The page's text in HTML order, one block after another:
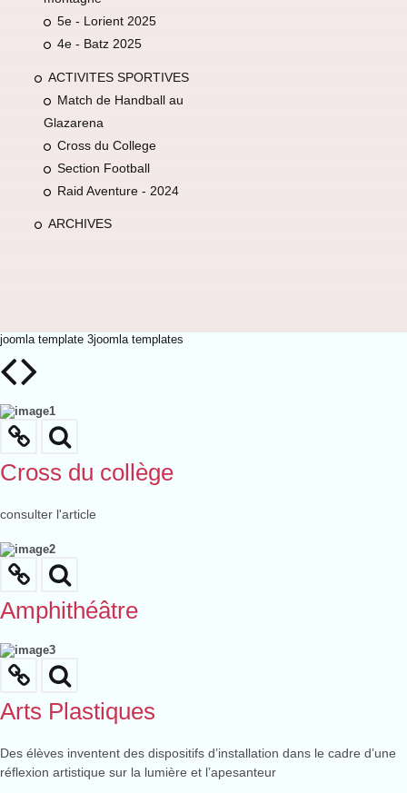
5e - Lorient 2025
4e - Batz 2025
ACTIVITES SPORTIVES
Match de Handball au
Glazarena
Cross du College
Section Football
Raid Aventure - 2024
ARCHIVES
joomla template 3joomla templates
Cross du collège
consulter l'article
Amphithéâtre
Arts Plastiques
Des élèves inventent des dispositifs d’installation dans le cadre d’une
réflexion artistique sur la lumière et l’apesanteur